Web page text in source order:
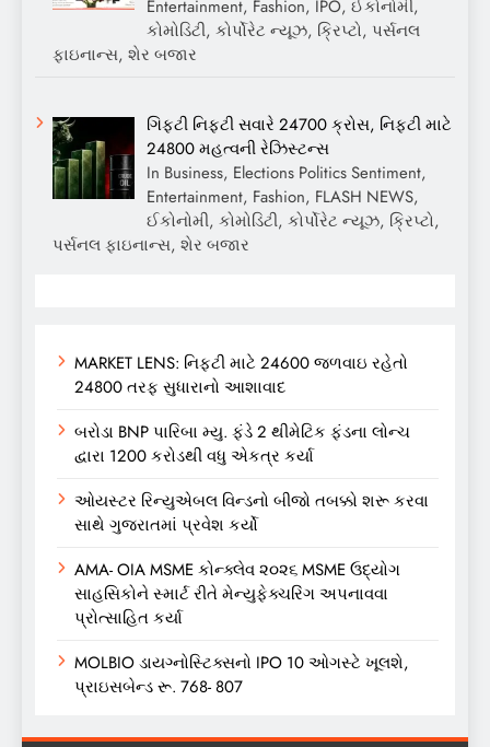
Entertainment, Fashion, IPO, ઈકોનોમી,
કોમોડિટી, કોર્પોરેટ ન્યૂઝ, ક્રિપ્ટો, પર્સનલ
ફાઇનાન્સ, શેર બજાર
ગિફ્ટી નિફ્ટી સવારે 24700 ક્રોસ, નિફ્ટી માટે
24800 મહત્વની રેઝિસ્ટન્સ
In Business, Elections Politics Sentiment,
Entertainment, Fashion, FLASH NEWS,
ઈકોનોમી, કોમોડિટી, કોર્પોરેટ ન્યૂઝ, ક્રિપ્ટો,
પર્સનલ ફાઇનાન્સ, શેર બજાર
MARKET LENS: નિફ્ટી માટે 24600 જળવાઇ રહેતો
24800 તરફ સુધારાનો આશાવાદ
બરોડા BNP પારિબા મ્યુ. ફંડે 2 થીમેટિક ફંડના લોન્ચ
દ્વારા 1200 કરોડથી વધુ એકત્ર કર્યા
ઓયસ્ટર રિન્યુએબલ વિન્ડનો બીજો તબક્કો શરૂ કરવા
સાથે ગુજરાતમાં પ્રવેશ કર્યો
AMA- OIA MSME કોન્ક્લેવ ૨૦૨૬ MSME ઉદ્યોગ
સાહસિકોને સ્માર્ટ રીતે મેન્યુફેક્ચરિંગ અપનાવવા
પ્રોત્સાહિત કર્યા
MOLBIO ડાયગ્નોસ્ટિક્સનો IPO 10 ઓગસ્ટે ખૂલશે,
પ્રાઇસબેન્ડ રૂ. 768- 807